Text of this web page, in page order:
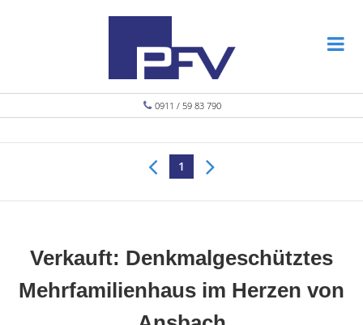
0911 / 59 83 790
1
Verkauft: Denkmalgeschütztes
Mehrfamilienhaus im Herzen von